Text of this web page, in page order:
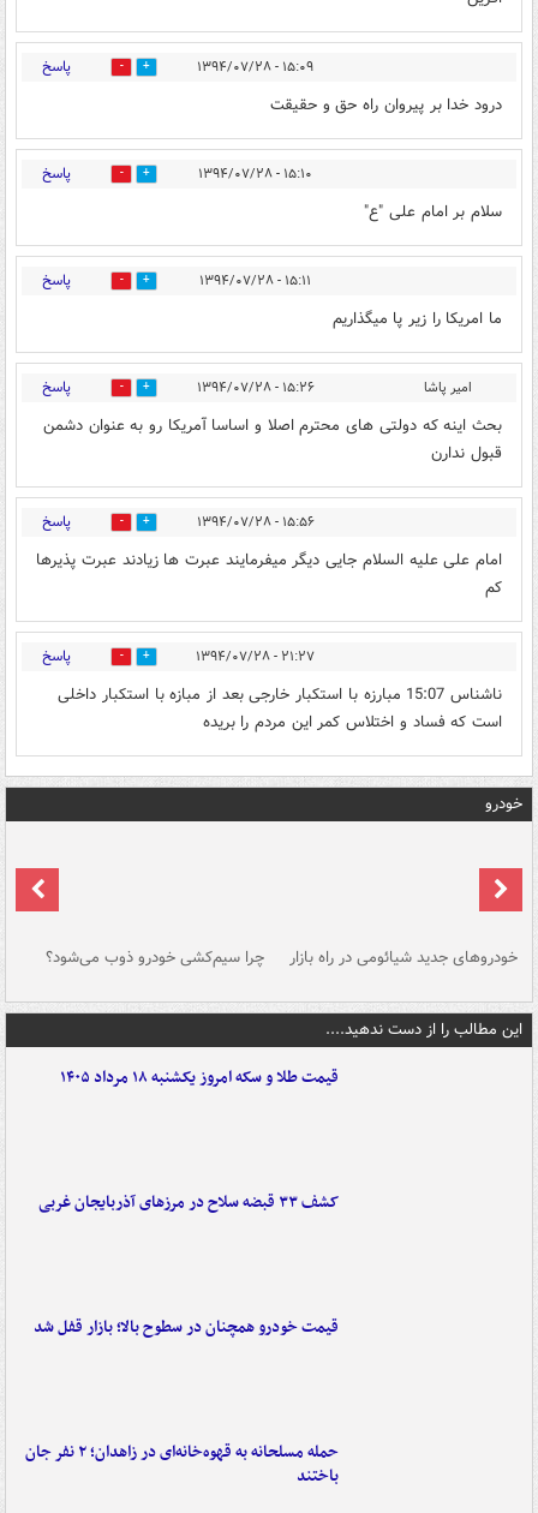
۱۵:۰۹ - ۱۳۹۴/۰۷/۲۸ 0 پاسخ
درود خدا بر پیروان راه حق و حقیقت
۱۵:۱۰ - ۱۳۹۴/۰۷/۲۸ 0 پاسخ
سلام بر امام علی "ع"
۱۵:۱۱ - ۱۳۹۴/۰۷/۲۸ 0 پاسخ
ما امریکا را زیر پا میگذاریم
امیر پاشا ۱۵:۲۶ - ۱۳۹۴/۰۷/۲۸ 0 پاسخ
بحث اینه که دولتی های محترم اصلا و اساسا آمریکا رو به عنوان دشمن
قبول ندارن
۱۵:۵۶ - ۱۳۹۴/۰۷/۲۸ 0 پاسخ
امام علی علیه السلام جایی دیگر میفرمایند عبرت ها زیادند عبرت پذیرها
کم
۲۱:۲۷ - ۱۳۹۴/۰۷/۲۸ 0 پاسخ
ناشناس 15:07 مبارزه با استکبار خارجی بعد از مبازه با استکبار داخلی
است که فساد و اختلاس کمر این مردم را بریده
خودرو
خودروهای جدید شیائومی در راه بازار چرا سیم‌کشی خودرو ذوب می‌شود؟
این مطالب را از دست ندهید....
قیمت طلا و سکه امروز یکشنبه ۱۸ مرداد ۱۴۰۵
کشف ۳۳ قبضه سلاح در مرزهای آذربایجان غربی
قیمت خودرو همچنان در سطوح بالا؛ بازار قفل شد
حمله مسلحانه به قهوه‌خانه‌ای در زاهدان؛ ۲ نفر جان
باختند